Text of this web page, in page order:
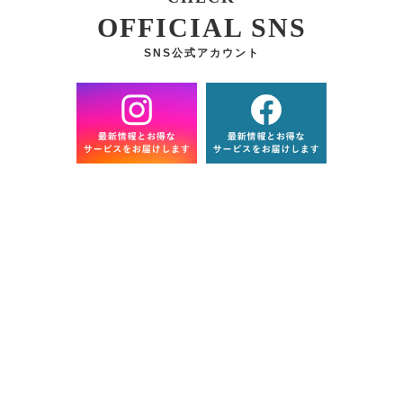
OFFICIAL SNS
SNS公式アカウント